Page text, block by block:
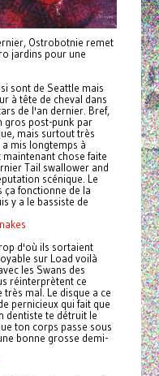
Ostrobotnie remet
jardins pour une
sont de Seattle mais
à tête de cheval dans
de l'an dernier. Bref,
gros post-punk par
mais surtout très
mis longtemps à
chose faite
Tail swallower and
scénique. Le
ça fonctionne de la
y a le bassiste de
d'où ils sortaient
sur Load voilà
les Swans des
réinterprètent ce
mal. Le disque a ce
pernicieux qui fait que
dentiste te détruit le
ton corps passe sous
bonne grosse demi-